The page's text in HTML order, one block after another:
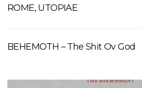
ROME, UTOPIAE
BEHEMOTH – The Shit Ov God